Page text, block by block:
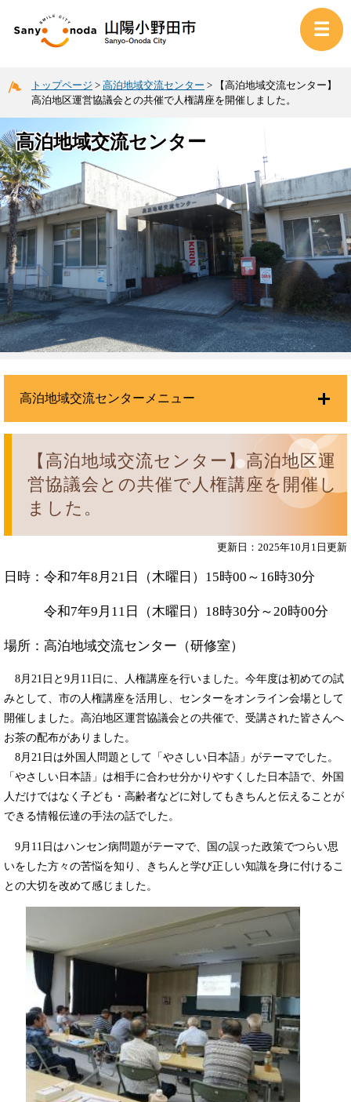
トップページ > 高泊地域交流センター >
【高泊地域交流センター】
高泊地区運営協議会との共催で人権講座を開催しました。
高泊地域交流センター
【高泊地域交流センター】高泊地区運
営協議会との共催で人権講座を開催し
ました。
更新日：2025年10月1日更新
日時：令和7年8月21日（木曜日）15時00～16時30分
令和7年9月11日（木曜日）18時30分～20時00分
場所：高泊地域交流センター（研修室）
8月21日と9月11日に、人権講座を行いました。今年度は初めての試
みとして、市の人権講座を活用し、センターをオンライン会場として
開催しました。高泊地区運営協議会との共催で、受講された皆さんへ
お茶の配布がありました。
8月21日は外国人問題として「やさしい日本語」がテーマでした。
「やさしい日本語」は相手に合わせ分かりやすくした日本語で、外国
人だけではなく子ども・高齢者などに対してもきちんと伝えることが
できる情報伝達の手法の話でした。
9月11日はハンセン病問題がテーマで、国の誤った政策でつらい思
いをした方々の苦悩を知り、きちんと学び正しい知識を身に付けるこ
との大切を改めて感じました。
高泊地域交流センターメニュー